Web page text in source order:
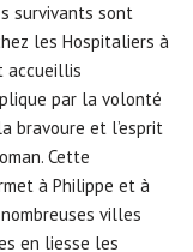
survivants sont
les Hospitaliers à
accueillis
par la volonté
bravoure et l’esprit
Cette
à Philippe et à
villes
en liesse les